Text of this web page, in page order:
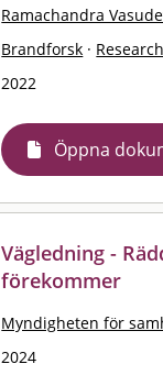
Ramachandra
Brandforsk ·
2022
Öppna
Vägledning -
förekommer
Myndigheten för
2024